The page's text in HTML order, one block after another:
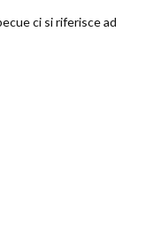
ci si riferisce ad